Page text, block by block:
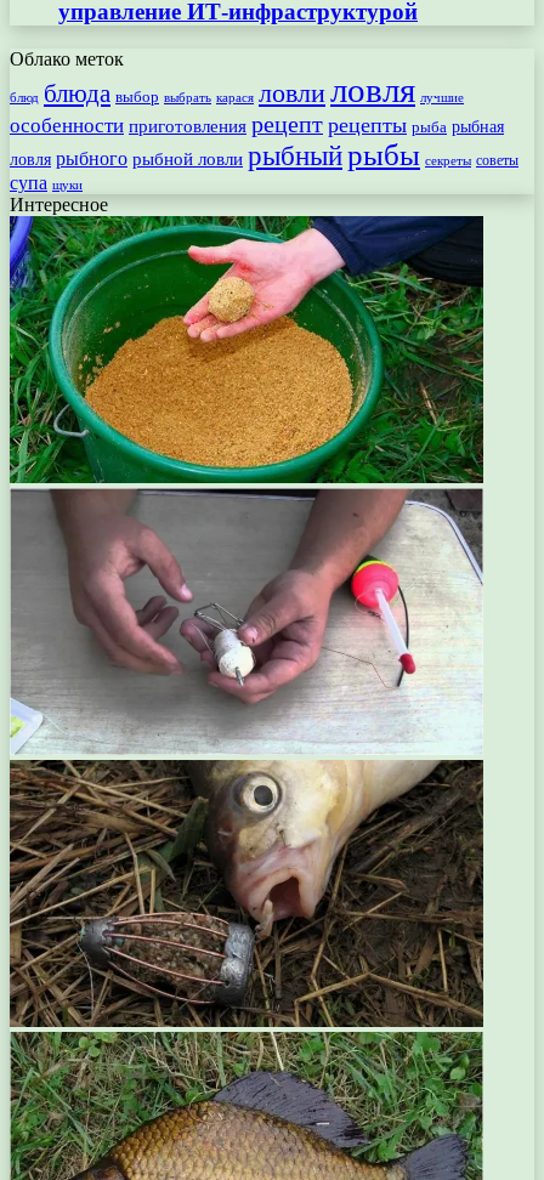
управление ИТ-инфраструктурой
Облако меток
блюд блюда выбор выбрать карася ловлиловля лучшие
особенности приготовления рецепт рецепты рыба рыбная
ловля рыбного рыбной ловли рыбныйрыбы секреты советы
супа щуки
Интересное